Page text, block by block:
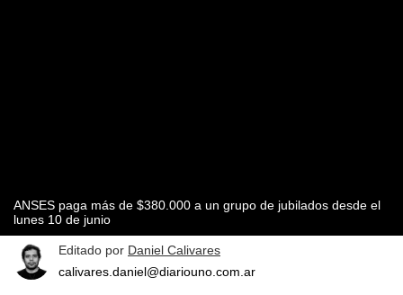
ANSES paga más de $380.000 a un grupo de jubilados desde el
lunes 10 de junio
Editado por Daniel Calivares
calivares.daniel@diariouno.com.ar